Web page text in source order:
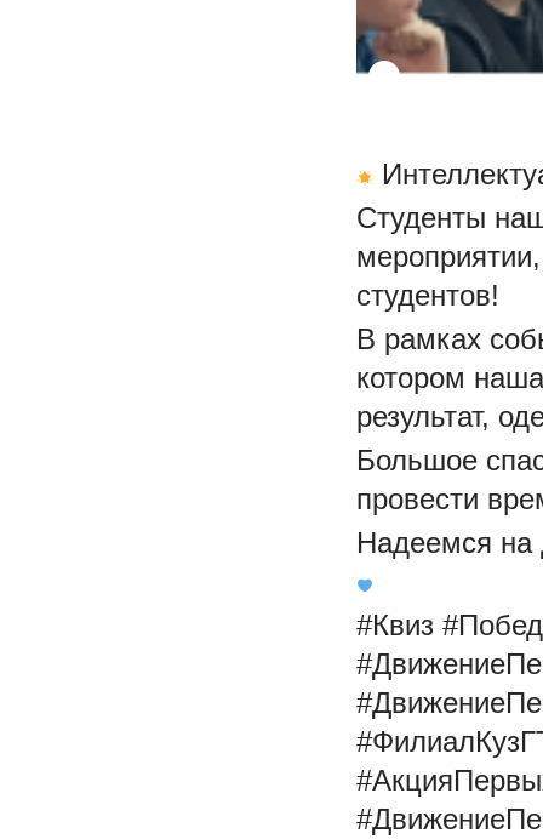
Студенты
студентов!
В рамках
котором
результат,
Большое
провести
Надеемся на
#Квиз